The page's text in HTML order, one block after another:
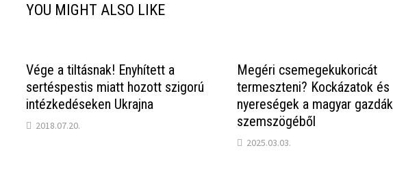
YOU MIGHT ALSO LIKE
Vége a tiltásnak! Enyhített a
sertéspestis miatt hozott szigorú
intézkedéseken Ukrajna
2018.07.20.
Megéri csemegekukoricát
termeszteni? Kockázatok és
nyereségek a magyar gazdák
szemszögéből
2025.03.03.